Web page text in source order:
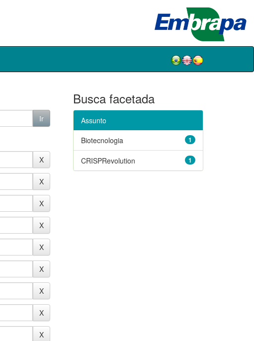
Busca facetada
Assunto
1
Biotecnologia
1
CRISPRevolution